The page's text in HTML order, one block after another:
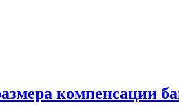
компенсации